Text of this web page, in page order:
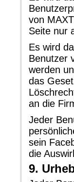
von
Seite nur
Es wird
Benutzer
werden
das
an die
Jeder
sein
die
9.